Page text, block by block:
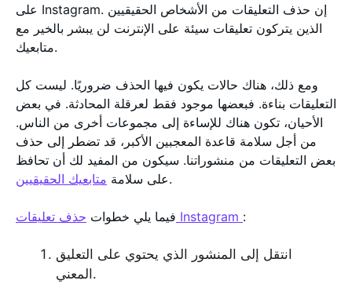
على Instagram. إن حذف التعليقات من الأشخاص الحقيقيين
الذين يتركون تعليقات سيئة على الإنترنت لن يبشر بالخير مع
متابعيك.
ومع ذلك، هناك حالات يكون فيها الحذف ضروريًا. ليست كل
التعليقات بناءة. فبعضها موجود فقط لعرقلة المحادثة. في بعض
الأحيان، تكون هناك للإساءة إلى مجموعات أخرى من الناس.
من أجل سلامة قاعدة المعجبين الأكبر، قد تضطر إلى حذف
بعض التعليقات من منشوراتنا. سيكون من المفيد لك أن تحافظ
على سلامة متابعيك الحقيقيين .
فيما يلي خطوات حذف تعليقات Instagram :
انتقل إلى المنشور الذي يحتوي على التعليق
المعني.